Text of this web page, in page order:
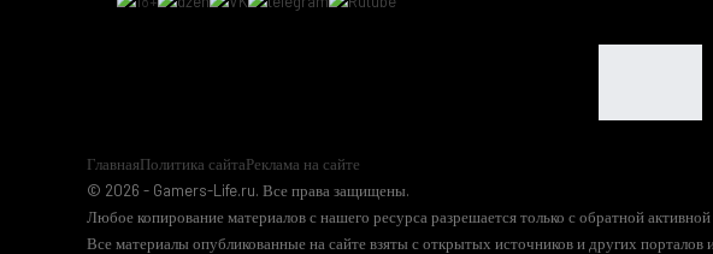
ГлавнаяПолитика сайтаРеклама на сайте
© 2026 - Gamers-Life.ru. Все права защищены.
Любое копирование материалов с нашего ресурса разрешается только с обратной
Все материалы опубликованные на сайте взяты с открытых источников и других порталов